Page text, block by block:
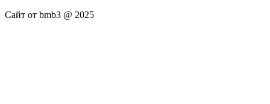
Сайт от bmb3 @ 2025